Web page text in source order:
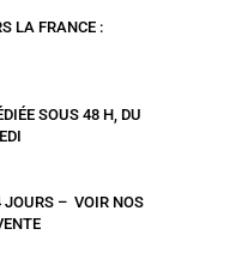
LA FRANCE :
SOUS 48 H, DU
JOURS – VOIR NOS